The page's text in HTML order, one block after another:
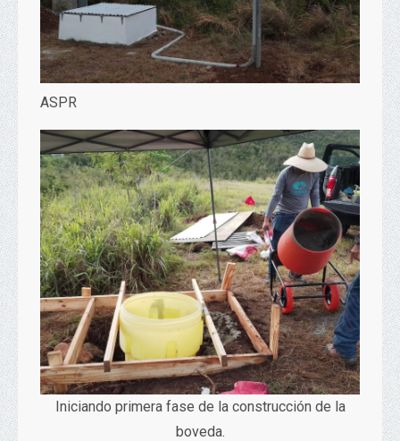
ASPR
Iniciando primera fase de la construcción de la
boveda.